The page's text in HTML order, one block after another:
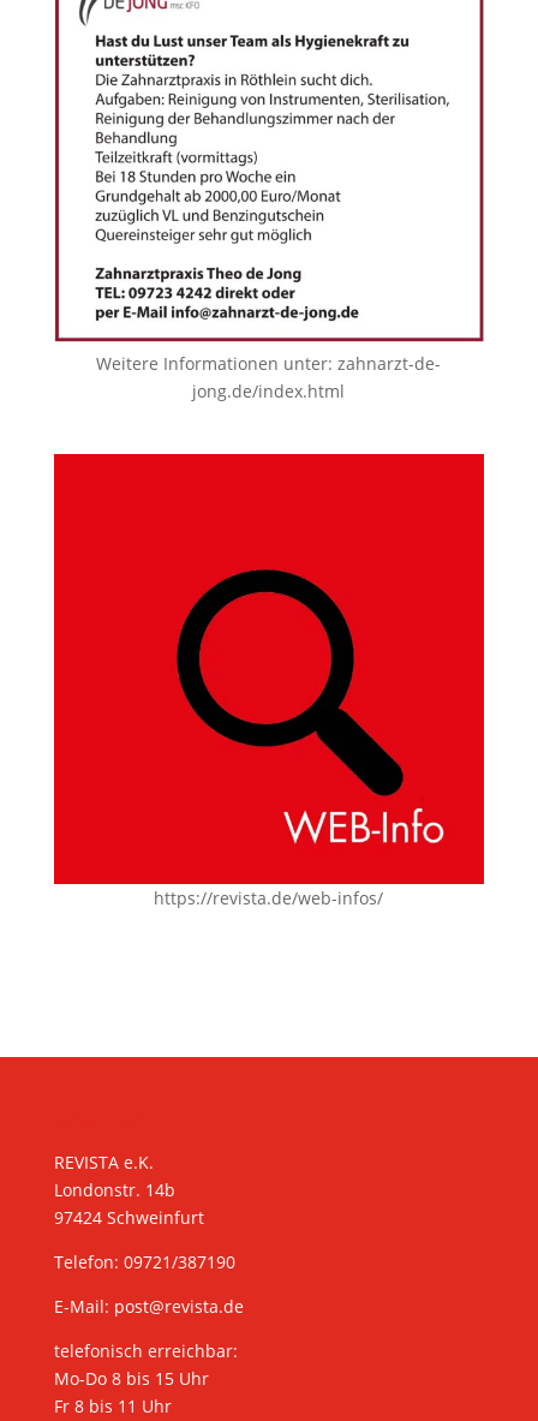
Weitere Informationen unter:zahnarzt-de-
jong.de/index.html
https://revista.de/web-infos/
REVISTA e.K.
Londonstr. 14b
97424 Schweinfurt
Telefon: 09721/387190
E-Mail: post@revista.de
telefonisch erreichbar:
Mo-Do 8 bis 15 Uhr
Fr 8 bis 11 Uhr